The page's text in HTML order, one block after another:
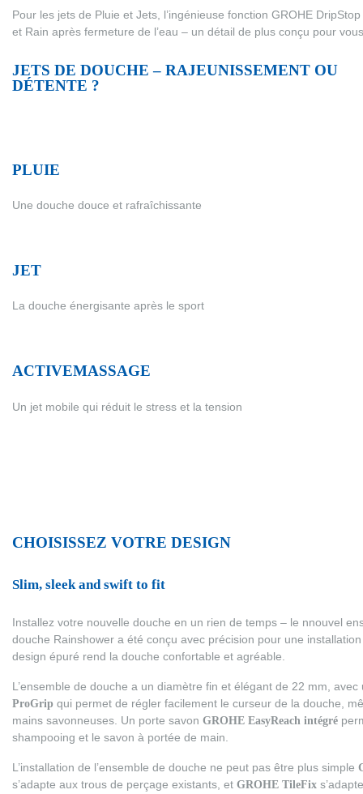
Pour les jets de Pluie et Jets, l’ingénieuse fonction GROHE
et Rain après fermeture de l’eau – un détail de plus conçu pour
JETS DE DOUCHE – RAJEUNISSEMENT OU
DÉTENTE ?
PLUIE
Une douche douce et rafraîchissante
JET
La douche énergisante après le sport
ACTIVEMASSAGE
Un jet mobile qui réduit le stress et la tension
CHOISISSEZ VOTRE DESIGN
Slim, sleek and swift to fit
Installez votre nouvelle douche en un rien de temps – le nnouvel
douche Rainshower a été conçu avec précision pour une
design épuré rend la douche confortable et agréable.
L’ensemble de douche a un diamètre fin et élégant de 22 mm, avec
ProGrip qui permet de régler facilement le curseur de la douche,
mains savonneuses. Un porte savon GROHE EasyReach intégré
shampooing et le savon à portée de main.
L’installation de l’ensemble de douche ne peut pas être plus simple
s’adapte aux trous de perçage existants, et GROHE TileFix